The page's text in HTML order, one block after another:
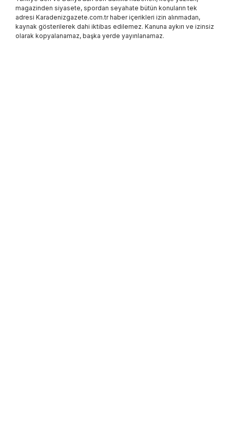
magazinden siyasete, spordan seyahate bütün konuların tek
adresi Karadenizgazete.com.tr haber içerikleri izin alınmadan,
kaynak gösterilerek dahi iktibas edilemez. Kanuna aykırı ve izinsiz
olarak kopyalanamaz, başka yerde yayınlanamaz.